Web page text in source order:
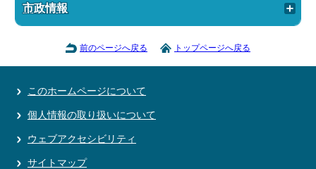
市政情報
前のページへ戻る トップページへ戻る
このホームページについて
個人情報の取り扱いについて
ウェブアクセシビリティ
サイトマップ